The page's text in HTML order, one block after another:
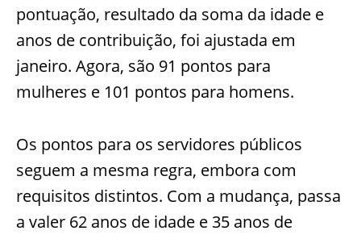
pontuação, resultado da soma da idade e
anos de contribuição, foi ajustada em
janeiro. Agora, são 91 pontos para
mulheres e 101 pontos para homens.
Os pontos para os servidores públicos
seguem a mesma regra, embora com
requisitos distintos. Com a mudança, passa
a valer 62 anos de idade e 35 anos de